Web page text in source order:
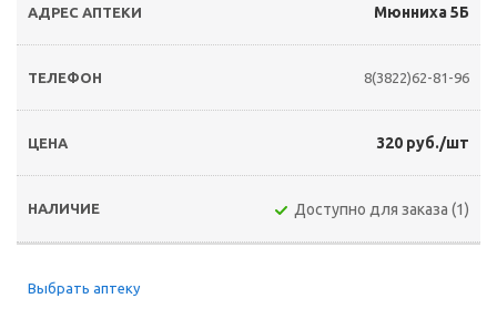
Мюнниха 5Б
8(3822)62-81-96
320 руб./шт
Доступно для заказа (1)
Выбрать аптеку